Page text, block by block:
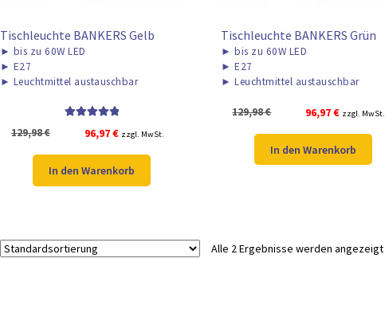
Tischleuchte BANKERS Gelb
► bis zu 60W LED
► E27
► Leuchtmittel austauschbar
von 5
129,98€
Ursprünglicher
war:
129,98 €
96,97€Aktueller
ist:
96,97 €.
zzgl. MwSt.
In den Warenkorb
Tischleuchte BANKERS Grün
► bis zu 60W LED
► E27
► Leuchtmittel austauschbar
129,98€
Ursprünglicher
war:
129,98 €
96,97€Aktueller
ist:
96,97 €.
zzgl. MwSt.
In den Warenkorb
Alle 2 Ergebnisse werden angezeigt